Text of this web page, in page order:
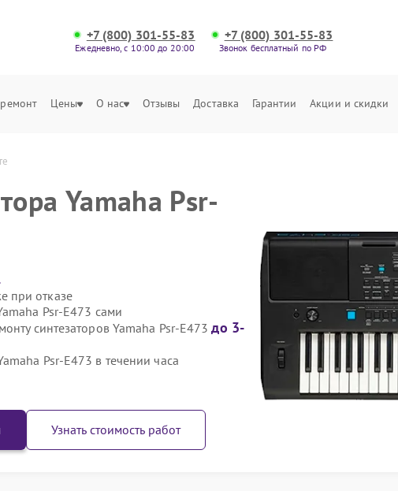
+7 (800) 301-55-83
Ежедневно, с 10:00 до 20:00
+7 (800) 301-55-83
Звонок бесплатный по РФ
Цены О нас Отзывы Доставка Гарантии Акции и скидки
Yamaha Psr-
при отказе
Psr-E473 сами
синтезаторов Yamaha Psr-E473до 3-
Psr-E473 в течении часа
Узнать стоимость работ